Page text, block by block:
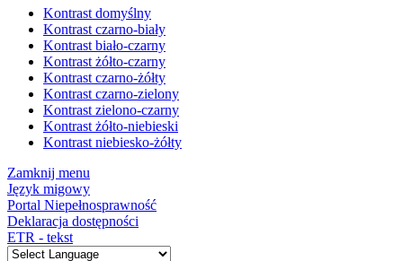
Kontrast domyślny
Kontrast czarno-biały
Kontrast biało-czarny
Kontrast żółto-czarny
Kontrast czarno-żółty
Kontrast czarno-zielony
Kontrast zielono-czarny
Kontrast żółto-niebieski
Kontrast niebiesko-żółty
Zamknij menu
Język migowy
Portal Niepełnosprawność
Deklaracja dostępności
ETR - tekst